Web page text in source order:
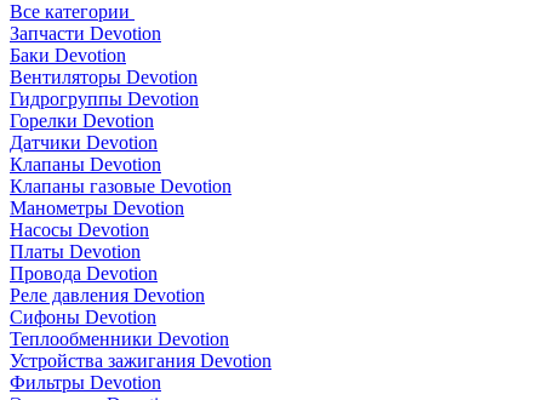
Все категории
Запчасти Devotion
Баки Devotion
Вентиляторы Devotion
Гидрогруппы Devotion
Горелки Devotion
Датчики Devotion
Клапаны Devotion
Клапаны газовые Devotion
Манометры Devotion
Насосы Devotion
Платы Devotion
Провода Devotion
Реле давления Devotion
Сифоны Devotion
Теплообменники Devotion
Устройства зажигания Devotion
Фильтры Devotion